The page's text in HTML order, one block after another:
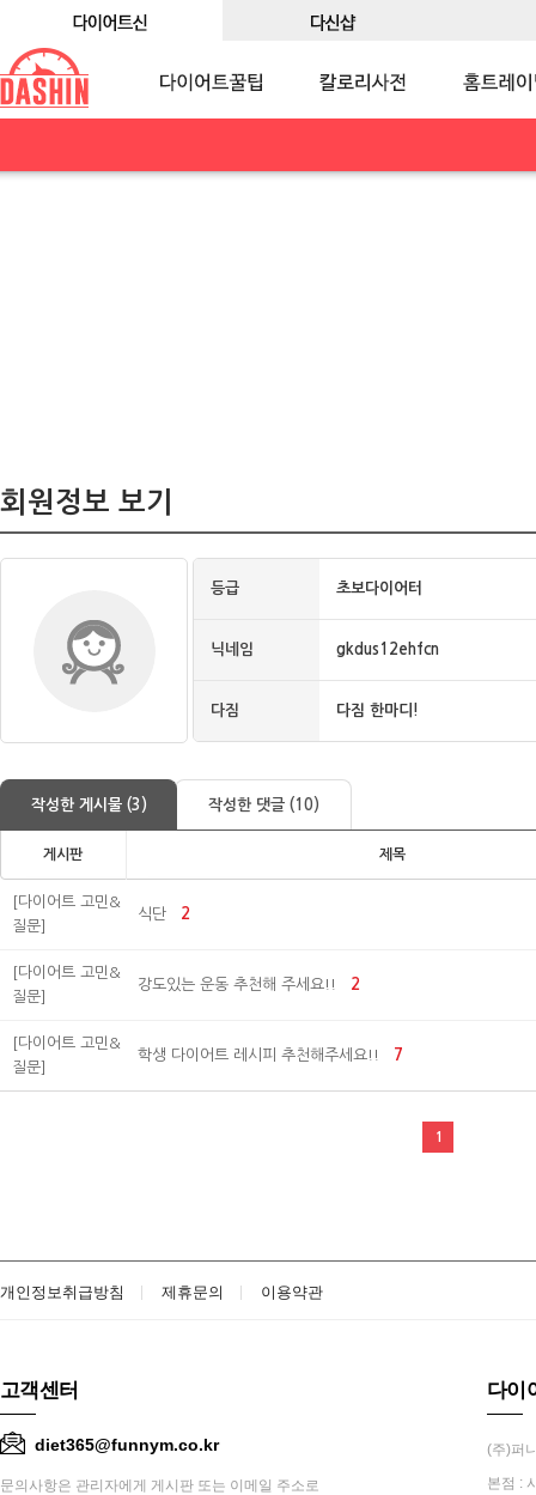
회원정보 보기
등급 초보다이어터
닉네임 gkdus12ehfcn
다짐 다짐 한마디!
작성한 게시물 (3) 작성한 댓글 (10)
게시판 제목
[다이어트 고민&
질문]
식단 2
[다이어트 고민&
질문]
강도있는 운동 추천해 주세요!! 2
[다이어트 고민&
질문]
학생 다이어트 레시피 추천해주세요!! 7
1
개인정보취급방침 제휴문의 이용약관
고객센터
diet365@funnym.co.kr
문의사항은 관리자에게 게시판 또는 이메일 주소로
다이
(주)퍼
본점 :